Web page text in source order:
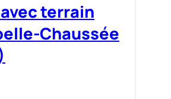
terrain
Chaussée